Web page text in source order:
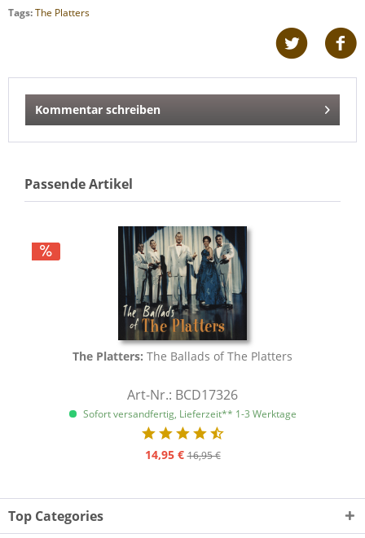
Tags:The Platters
Kommentar schreiben
Passende Artikel
The Platters: The Ballads of The Platters
Art-Nr.: BCD17326
Sofort versandfertig, Lieferzeit** 1-3 Werktage
14,95 € 16,95 €
Top Categories